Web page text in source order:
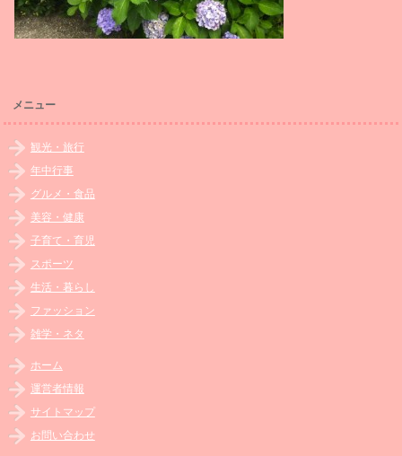
メニュー
観光・旅行
年中行事
グルメ・食品
美容・健康
子育て・育児
スポーツ
生活・暮らし
ファッション
雑学・ネタ
ホーム
運営者情報
サイトマップ
お問い合わせ